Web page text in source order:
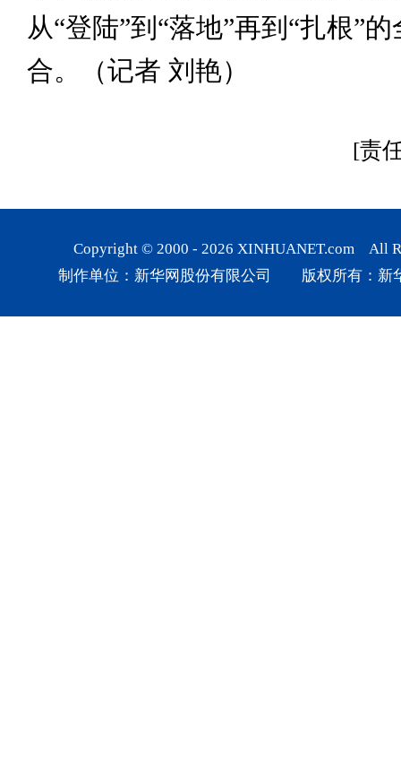
从“登陆”到“落地”再到“扎根”
合。（记者 刘艳）
[责
Copyright © 2000 - 2026 XINHUANET.com All
制作单位：新华网股份有限公司 版权所有：新